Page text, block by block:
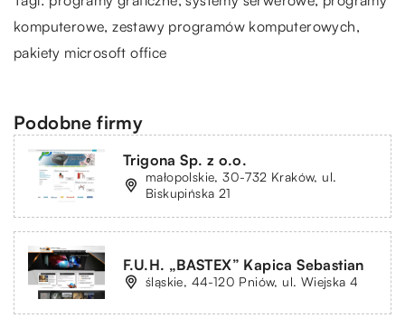
komputerowe, zestawy programów komputerowych,
pakiety microsoft office
Podobne firmy
Trigona Sp. z o.o.
małopolskie, 30-732 Kraków, ul.
Biskupińska 21
F.U.H. „BASTEX” Kapica Sebastian
śląskie, 44-120 Pniów, ul. Wiejska 4